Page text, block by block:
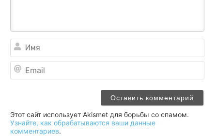
Этот сайт использует Akismet для борьбы со спамом.
Узнайте, как обрабатываются ваши данные
комментариев.